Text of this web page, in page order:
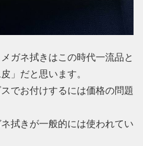
ガネ拭きはこの時代一流品と
」だと思います。
でお付けするには価格の問題
拭きが一般的には使われてい